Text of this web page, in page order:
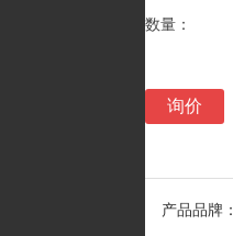
数量：
询价
产品品牌：